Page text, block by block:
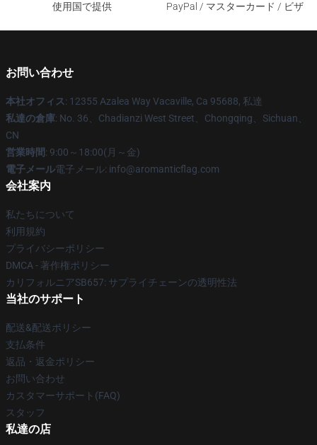
使用国で提供
PayPal / マスターカード / ビザ
お問い合わせ
本社オフィス: 12355 Azalea Way Vacaville, Ca 95688, 私達
私達の倉庫: No. 36、Chadianzi West Street、Chongqing、Sichuan、
CN
営業時間: 9:00～18:00(月～金)
電子メール電子メール: info@aromanticflag.com
会社案内
私たちについて
利用規約
プライバシーポリシー
DMCA - 著作権ポリシー
カリフォルニアSB657: サプライチェーンの透明性法
当社のサポート
配送&配送ポリシー
支払条件
返品・返金ポリシー
お問い合わせ
カスタマーサポート(FAQ)
スタッフ
私達の店